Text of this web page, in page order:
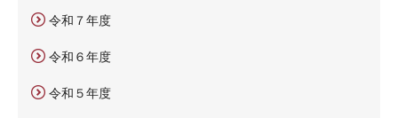
令和７年度
令和６年度
令和５年度